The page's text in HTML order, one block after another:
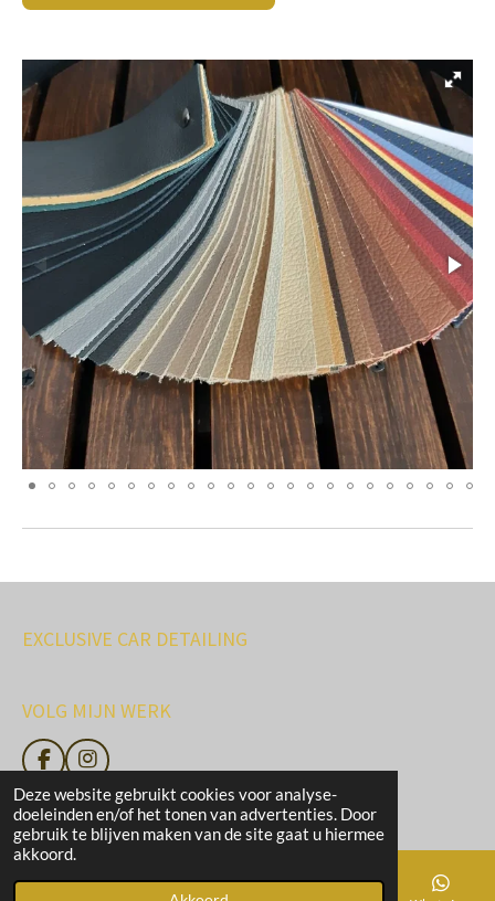
Deze website gebruikt cookies voor analyse-
doeleinden en/of het tonen van advertenties. Door
gebruik te blijven maken van de site gaat u hiermee
akkoord.
EXCLUSIVE CAR DETAILING
VOLG MIJN WERK
F
a
c
e
b
o
I
n
s
t
r
© 2020 - 2026 https://www.exclusivecardetailing.be